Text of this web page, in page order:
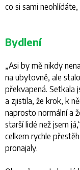
co si sami
Bydlení
Asi by mě nikdy
na ubytovně, ale
překvapená. Setkala
a zjistila, že krok, k
naprosto normální a
starší lidé než jsem já
celkem rychle
pronajaly.